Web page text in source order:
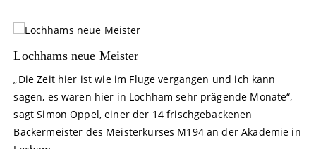
Lochhams neue Meister
„Die Zeit hier ist wie im Fluge vergangen und ich kann
sagen, es waren hier in Lochham sehr prägende Monate“,
sagt Simon Oppel, einer der 14 frischgebackenen
Bäckermeister des Meisterkurses M194 an der Akademie in